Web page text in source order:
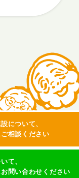
について、
相談ください
て、
問い合わせください
公開